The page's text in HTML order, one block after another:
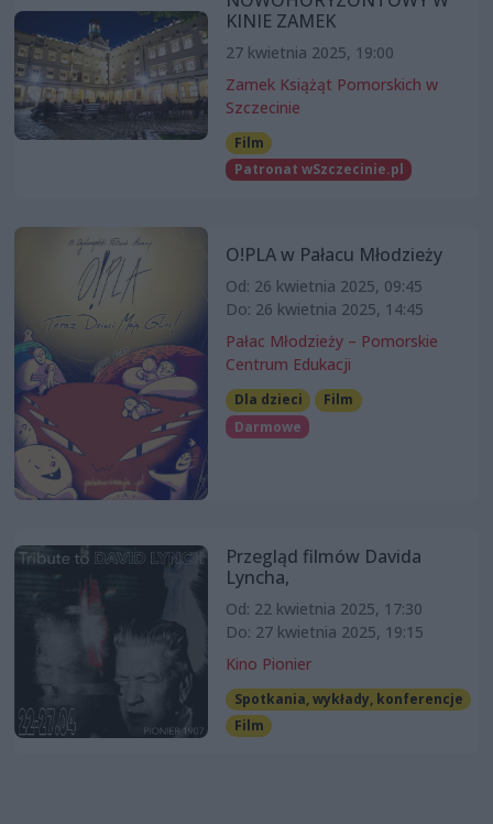
KINIE ZAMEK
27 kwietnia 2025, 19:00
Zamek Książąt Pomorskich w
Szczecinie
Film
Patronat wSzczecinie.pl
O!PLA w Pałacu Młodzieży
Od: 26 kwietnia 2025, 09:45
Do: 26 kwietnia 2025, 14:45
Pałac Młodzieży – Pomorskie
Centrum Edukacji
Dla dzieci
Film
Darmowe
Przegląd filmów Davida
Lyncha,
Od: 22 kwietnia 2025, 17:30
Do: 27 kwietnia 2025, 19:15
Kino Pionier
Spotkania, wykłady, konferencje
Film